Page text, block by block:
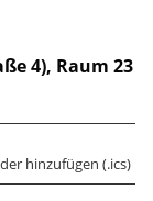
4), Raum 23
hinzufügen (.ics)